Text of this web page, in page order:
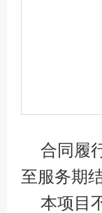
合同履
至服务期
本项目